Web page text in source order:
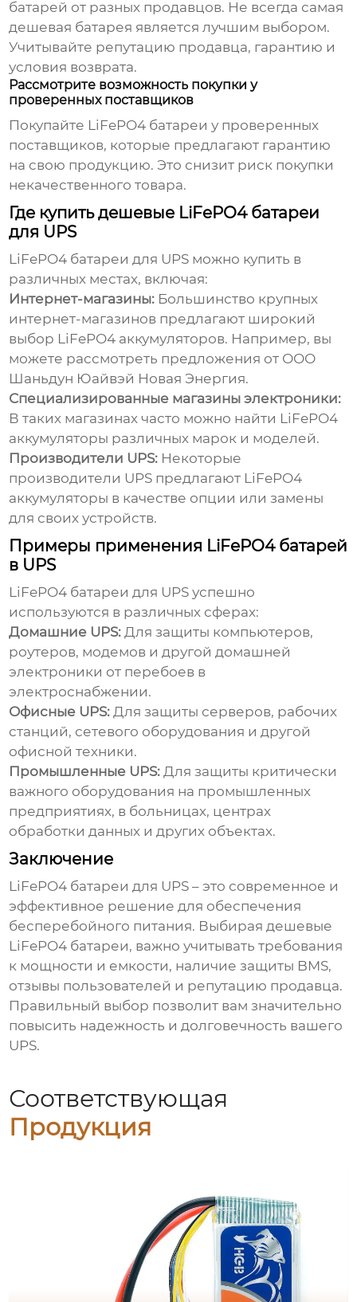
батарей от разных продавцов. Не всегда самая
дешевая батарея является лучшим выбором.
Учитывайте репутацию продавца, гарантию и
условия возврата.
Рассмотрите возможность покупки у
проверенных поставщиков
Покупайте LiFePO4 батареи у проверенных
поставщиков, которые предлагают гарантию
на свою продукцию. Это снизит риск покупки
некачественного товара.
Где купить дешевые LiFePO4 батареи
для UPS
LiFePO4 батареи для UPS можно купить в
различных местах, включая:
Интернет-магазины: Большинство крупных
интернет-магазинов предлагают широкий
выбор LiFePO4 аккумуляторов. Например, вы
можете рассмотреть предложения от ООО
Шаньдун Юайвэй Новая Энергия.
Специализированные магазины электроники:
В таких магазинах часто можно найти LiFePO4
аккумуляторы различных марок и моделей.
Производители UPS: Некоторые
производители UPS предлагают LiFePO4
аккумуляторы в качестве опции или замены
для своих устройств.
Примеры применения LiFePO4 батарей
в UPS
LiFePO4 батареи для UPS успешно
используются в различных сферах:
Домашние UPS: Для защиты компьютеров,
роутеров, модемов и другой домашней
электроники от перебоев в
электроснабжении.
Офисные UPS: Для защиты серверов, рабочих
станций, сетевого оборудования и другой
офисной техники.
Промышленные UPS: Для защиты критически
важного оборудования на промышленных
предприятиях, в больницах, центрах
обработки данных и других объектах.
Заключение
LiFePO4 батареи для UPS – это современное и
эффективное решение для обеспечения
бесперебойного питания. Выбираядешевые
LiFePO4 батареи, важно учитывать требования
к мощности и емкости, наличие защиты BMS,
отзывы пользователей и репутацию продавца.
Правильный выбор позволит вам значительно
повысить надежность и долговечность вашего
UPS.
Соответствующая
Продукция